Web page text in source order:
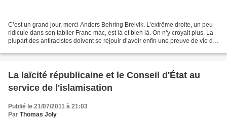
C’est un grand jour, merci Anders Behring Breivik. L’extrême droite, un peu
ridicule dans son tablier Franc-mac, est là et bien là. On n’y croyait plus. La
plupart des antiracistes doivent se réjouir d’avoir enfin une preuve de vie de
La laïcité républicaine et le Conseil d'État au
service de l'islamisation
Publié le 21/07/2011 à 21:03
Par Thomas Joly